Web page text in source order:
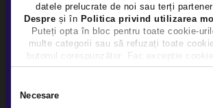
datele prelucrate de noi sau terți
Despre și în Politica privind utilizarea
Puteți opta în bloc pentru toate cookie-
multe categorii sau să refuzați toate
butonul corespunzător. Fac excepție
care sunt activate automat, conform
Necesare
20.250 €
19.850 €
TVA INCLUS DEDUCTIBIL
Hybrid Plug-In (benz)
118.362Km